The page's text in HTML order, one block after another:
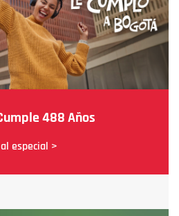
488 Años
especial >